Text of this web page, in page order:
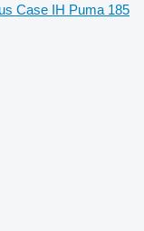
Case IH Puma 185